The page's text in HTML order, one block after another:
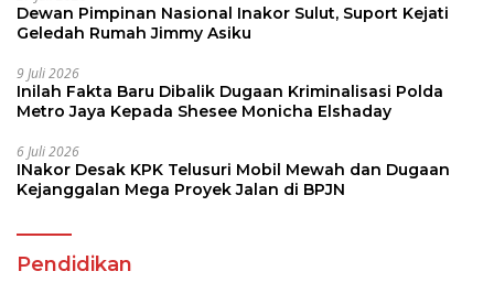
Dewan Pimpinan Nasional Inakor Sulut, Suport Kejati
Geledah Rumah Jimmy Asiku
9 Juli 2026
Inilah Fakta Baru Dibalik Dugaan Kriminalisasi Polda
Metro Jaya Kepada Shesee Monicha Elshaday
6 Juli 2026
INakor Desak KPK Telusuri Mobil Mewah dan Dugaan
Kejanggalan Mega Proyek Jalan di BPJN
Pendidikan